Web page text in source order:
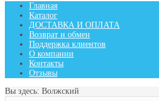
Главная
Каталог
ДОСТАВКА И ОПЛАТА
Возврат и обмен
Поддержка клиентов
О компании
Контакты
Отзывы
Вы здесь: Волжский